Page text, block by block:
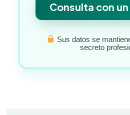
Consulta con
Sus datos se
secreto